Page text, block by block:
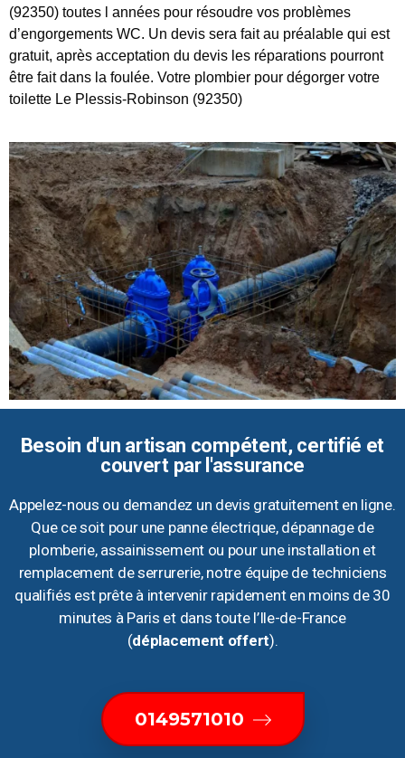
(92350) toutes l années pour résoudre vos problèmes
d’engorgements WC. Un devis sera fait au préalable qui est
gratuit, après acceptation du devis les réparations pourront
être fait dans la foulée. Votre plombier pour dégorger votre
toilette Le Plessis-Robinson (92350)
Besoin d'un artisan compétent, certifié et
couvert par l'assurance
Appelez-nous ou demandez un devis gratuitement en ligne.
Que ce soit pour une panne électrique, dépannage de
plomberie, assainissement ou pour une installation et
remplacement de serrurerie, notre équipe de techniciens
qualifiés est prête à intervenir rapidement en moins de 30
minutes à Paris et dans toute l’Ile-de-France
(déplacement offert).
0149571010